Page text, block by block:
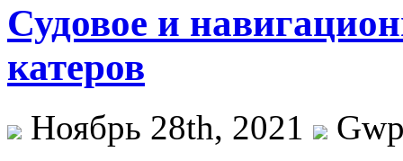
Судовое и
катеров
Ноябрь 28th, 2021